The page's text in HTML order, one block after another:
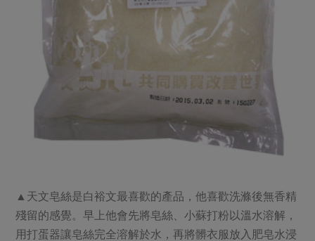
▲天文皂絲是白裕文最喜歡的產品，他喜歡洗滌後無香精
殘留的感覺。早上他會先將皂絲、小蘇打粉以溫水溶解，
用打蛋器讓皂絲完全溶解於水，再將髒衣服放入肥皂水浸